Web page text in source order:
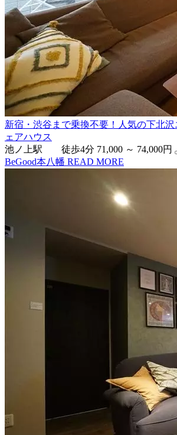
新宿・渋谷まで乗換不要！人気の下北
ェアハウス
池ノ上駅 徒歩4分 71,000 ～ 74,000円
BeGood本八幡 READ MORE